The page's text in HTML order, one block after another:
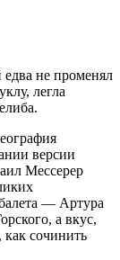
не променял
легла
версии
Мессерер
— Артура
а вкус,
как сочинить